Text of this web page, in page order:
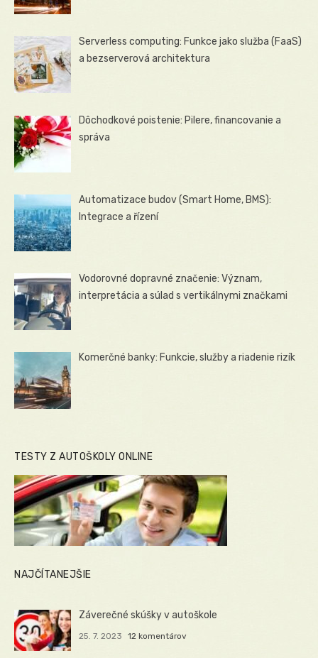
Serverless computing: Funkce jako služba (FaaS)
a bezserverová architektura
Dôchodkové poistenie: Pilere, financovanie a
správa
Automatizace budov (Smart Home, BMS):
Integrace a řízení
Vodorovné dopravné značenie: Význam,
interpretácia a súlad s vertikálnymi značkami
Komerčné banky: Funkcie, služby a riadenie rizík
TESTY Z AUTOŠKOLY ONLINE
NAJČÍTANEJŠIE
Záverečné skúšky v autoškole
25. 7. 2023 12 komentárov